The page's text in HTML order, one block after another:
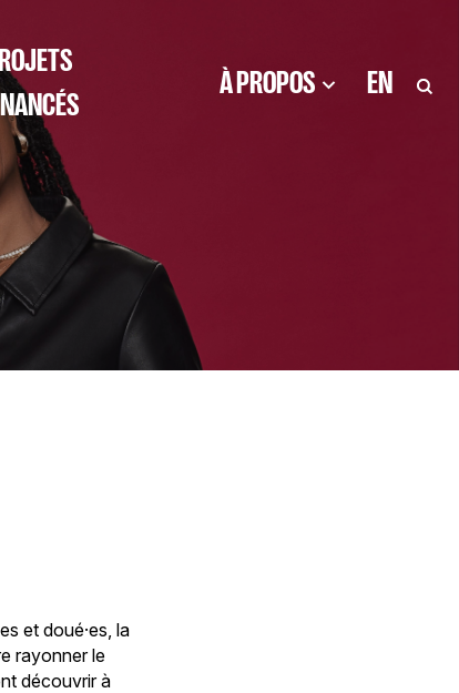
À PROPOS EN
et doué·es, la
rayonner le
découvrir à